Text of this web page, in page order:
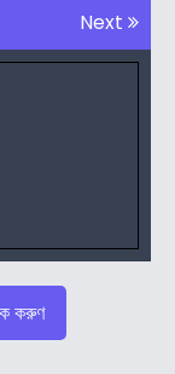
Next
করুণ